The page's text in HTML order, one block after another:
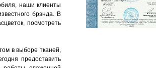
наши клиенты
брэнда. В
посмотреть
в выборе тканей,
предоставить